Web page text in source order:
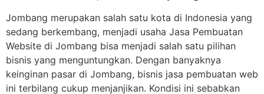
Jombang merupakan salah satu kota di Indonesia yang
sedang berkembang, menjadi usaha Jasa Pembuatan
Website di Jombang bisa menjadi salah satu pilihan
bisnis yang menguntungkan. Dengan banyaknya
keinginan pasar di Jombang, bisnis jasa pembuatan web
ini terbilang cukup menjanjikan. Kondisi ini sebabkan